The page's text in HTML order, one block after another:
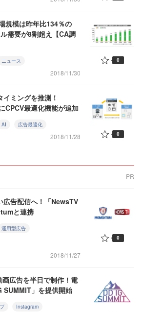
規模は昨年比134％の
需要が8割超え【CA調
ニュース
2018/11/30
0
ミングを推測！
最適化機能が追加
AI 広告最適化
2018/11/28 0
PR
広告配信へ！「NewsTV
と連携
運用型広告
2018/11/27
0
広告を半日で制作！電
SUMMIT」を提供開始
Instagram